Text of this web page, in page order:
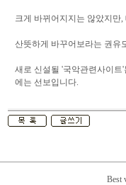
크게 바뀌어지지는 않았지만
산뜻하게 바꾸어보라는 권유
새로 신설될 '국악관련사이트
에는 선보입니다.
Best